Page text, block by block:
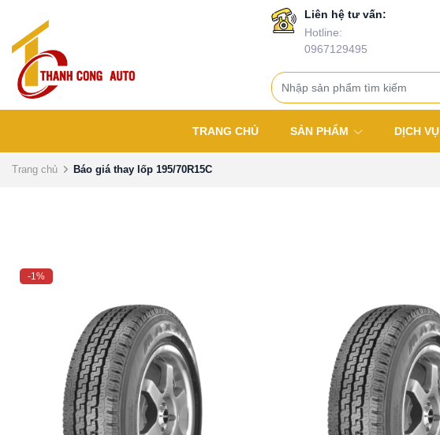
Liên hệ tư vấn:
Hotline:
0967129495
TRANG CHỦ SẢN PHẨM DỊCH VỤ
Trang chủ Báo giá thay lốp 195/70R15C
-1%